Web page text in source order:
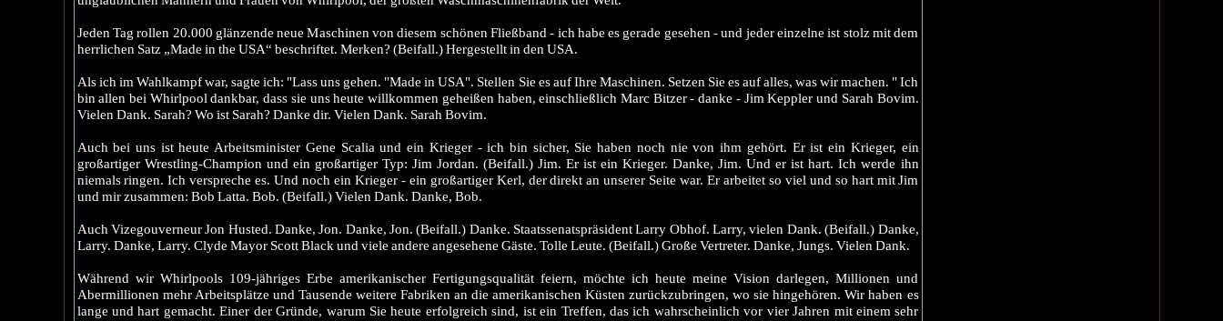
Jeden Tag rollen 20.000 glänzende neue Maschinen von diesem schönen Fließband - ich habe es gerade gesehen - und jeder einzelne ist stolz mit dem
herrlichen Satz „Made in the USA“ beschriftet. Merken? (Beifall.) Hergestellt in den USA.
Als ich im Wahlkampf war, sagte ich: "Lass uns gehen. "Made in USA". Stellen Sie es auf Ihre Maschinen. Setzen Sie es auf alles, was wir machen. " Ich
bin allen bei Whirlpool dankbar, dass sie uns heute willkommen geheißen haben, einschließlich Marc Bitzer - danke - Jim Keppler und Sarah Bovim.
Vielen Dank. Sarah? Wo ist Sarah? Danke dir. Vielen Dank. Sarah Bovim.
Auch bei uns ist heute Arbeitsminister Gene Scalia und ein Krieger - ich bin sicher, Sie haben noch nie von ihm gehört. Er ist ein Krieger, ein
großartiger Wrestling-Champion und ein großartiger Typ: Jim Jordan. (Beifall.) Jim. Er ist ein Krieger. Danke, Jim. Und er ist hart. Ich werde ihn
niemals ringen. Ich verspreche es. Und noch ein Krieger - ein großartiger Kerl, der direkt an unserer Seite war. Er arbeitet so viel und so hart mit Jim
und mir zusammen: Bob Latta. Bob. (Beifall.) Vielen Dank. Danke, Bob.
Auch Vizegouverneur Jon Husted. Danke, Jon. Danke, Jon. (Beifall.) Danke. Staatssenatspräsident Larry Obhof. Larry, vielen Dank. (Beifall.) Danke,
Larry. Danke, Larry. Clyde Mayor Scott Black und viele andere angesehene Gäste. Tolle Leute. (Beifall.) Große Vertreter. Danke, Jungs. Vielen Dank.
Während wir Whirlpools 109-jähriges Erbe amerikanischer Fertigungsqualität feiern, möchte ich heute meine Vision darlegen, Millionen und
Abermillionen mehr Arbeitsplätze und Tausende weitere Fabriken an die amerikanischen Küsten zurückzubringen, wo sie hingehören. Wir haben es
lange und hart gemacht. Einer der Gründe, warum Sie heute erfolgreich sind, ist ein Treffen, das ich wahrscheinlich vor vier Jahren mit einem sehr